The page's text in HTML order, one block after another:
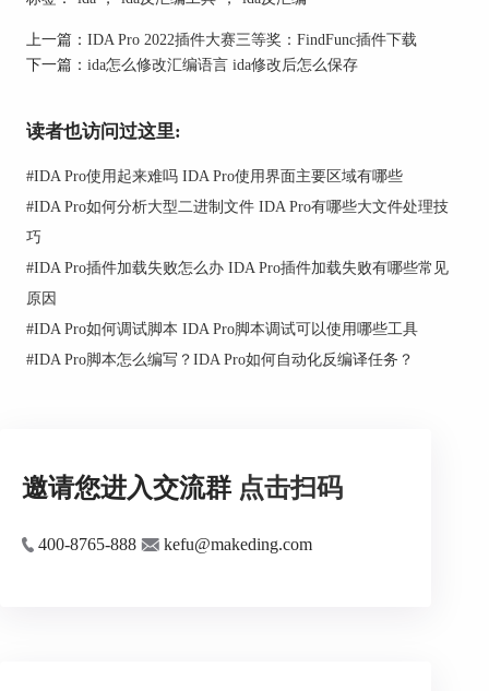
以便深入挖掘敏感信息。
5、分析和报告：对渗透测试过程中的漏洞、攻击
二、IDA如何进行渗透测试
IDA是一款功能强大的逆向工程工具，它在渗透测
1、恶意代码分析：使用IDA分析恶意软件，识别
其功能、漏洞和潜在威胁。
2、
潜在的漏洞，从而进行漏洞利用。
上一篇： IDA Pro 2022插件大赛三等奖：FindFunc插件下载
下一篇： ida怎么修改汇编语言 ida修改后怎么保存
读者也访问过这里:
#IDA Pro使用起来难吗 IDA Pro使用界面主要区域有哪些
#IDA Pro如何分析大型二进制文件 IDA Pro有哪些大文件处理技
巧
#IDA Pro插件加载失败怎么办 IDA Pro插件加载失败有哪些常见
原因
#IDA Pro如何调试脚本 IDA Pro脚本调试可以使用哪些工具
#IDA Pro脚本怎么编写？IDA Pro如何自动化反编译任务？
邀请您进入交流群 点击扫码
400-8765-888 kefu@makeding.com